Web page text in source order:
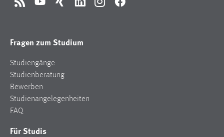
RSS YouTubeXing LinkedInInstagramFacebook
Fragen zum Studium
Studiengänge
Studienberatung
Bewerben
Studienangelegenheiten
FAQ
Für Studis
Performance
staticfilecache
Für performante Seitenauslieferung wird in diesem Cookie
gespeichert, ob man eingeloggt ist.
Name: